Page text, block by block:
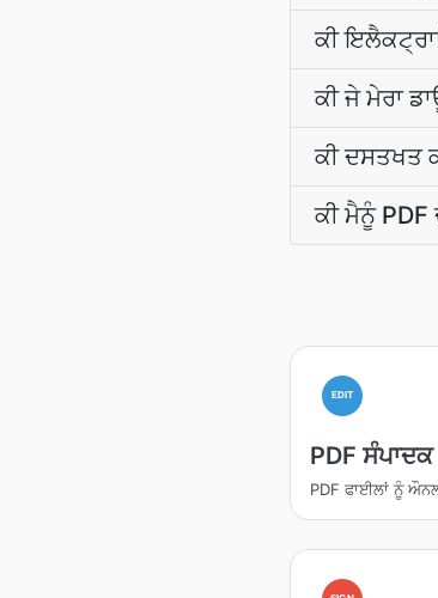
ਕੀ
ਕੀ ਜੇ ਮੇਰਾ
ਕੀ ਦਸਤਖਤ
ਕੀ ਮੈਨੂੰ
EDIT
PDF ਸੰਪਾਦਕ
PDF ਫਾਈਲਾਂ ਨੂੰ